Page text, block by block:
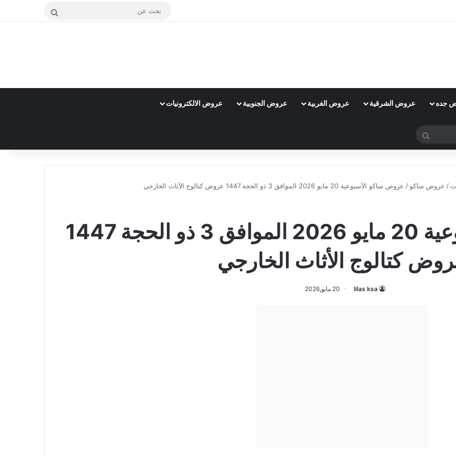
بحث
جده عروض الشرقية عروض الغربية عروض الجنوبية عروض الالكترونيات
بحث
/ عروض ساكو / عروض ساكو الأسبوعية 20 مايو 2026 الموافق 3 ذو الحجة 1447 عروض كتالوج الأثاث الخارجي
عروض ساكو الأسبوعية 20 مايو 2026 الموافق 3 ذو الحجة 1447
كتالوج الأثاث الخارجي
lilas ksa 20 مايو,2026